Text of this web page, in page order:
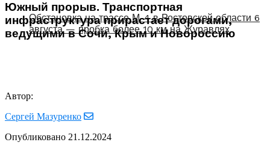
Обстановка на трассе М-4 в Ростовской области 6
августа — пробка более 10 км на Журавлях
Южный прорыв. Транспортная
инфраструктура прирастает дорогами,
ведущими в Сочи, Крым и Новороссию
Автор:
Сергей Мазуренко
Опубликовано 21.12.2024